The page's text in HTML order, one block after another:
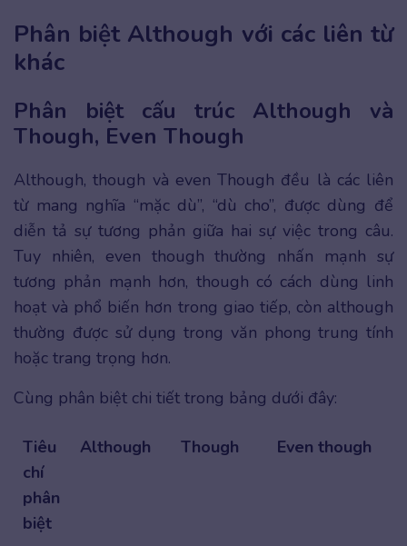
Phân biệt Although với các liên từ
khác
Phân biệt cấu trúc Although và
Though, Even Though
Although, though và even Though đều là các liên
từ mang nghĩa “mặc dù”, “dù cho”, được dùng để
diễn tả sự tương phản giữa hai sự việc trong câu.
Tuy nhiên, even though thường nhấn mạnh sự
tương phản mạnh hơn, though có cách dùng linh
hoạt và phổ biến hơn trong giao tiếp, còn although
thường được sử dụng trong văn phong trung tính
hoặc trang trọng hơn.
Cùng phân biệt chi tiết trong bảng dưới đây:
Tiêu
chí
phân
biệt
Although Though Even though